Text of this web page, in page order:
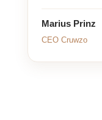
Marius Prinz
CEO Cruwzo